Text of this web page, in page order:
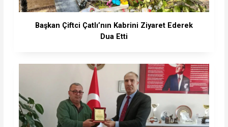
Başkan Çiftci Çatlı’nın Kabrini Ziyaret Ederek
Dua Etti